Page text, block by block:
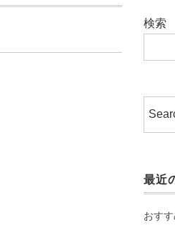
検索
最近
おす